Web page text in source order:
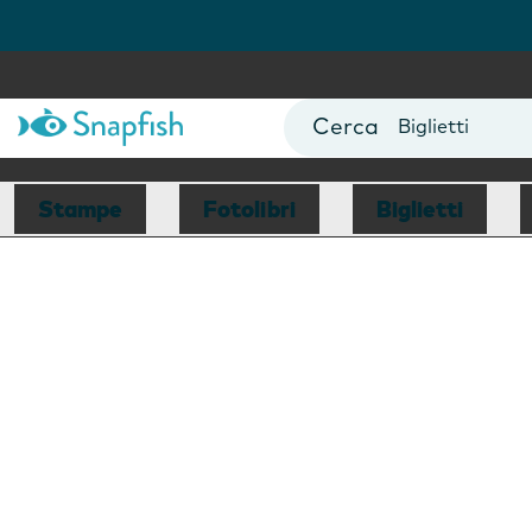
Fotolibri
Biglietti
Tazze
Fotocalendari
Stampe Fotolibri Biglietti